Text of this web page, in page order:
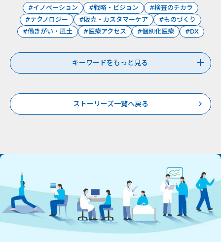
#イノベーション #戦略・ビジョン
#検査のチカラ
#テクノロジー
#販売・カスタマーケア
#ものづくり
#働きがい・風土
#医療アクセス #個別化医療 #DX
キーワードをもっと見る
ストーリーズ一覧へ戻る